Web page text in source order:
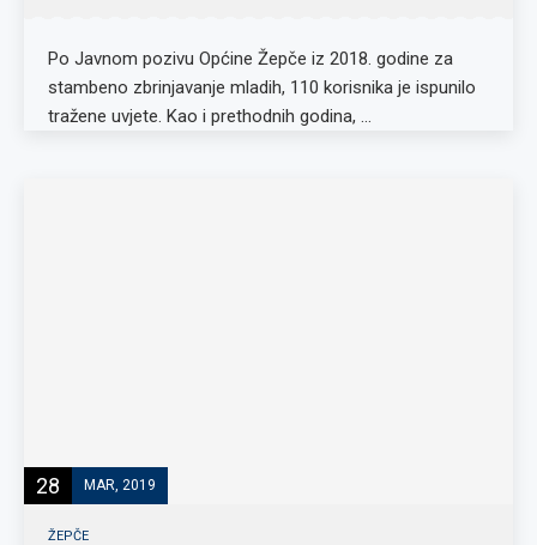
Po Javnom pozivu Općine Žepče iz 2018. godine za
stambeno zbrinjavanje mladih, 110 korisnika je ispunilo
tražene uvjete. Kao i prethodnih godina, …
28 MAR, 2019
ŽEPČE